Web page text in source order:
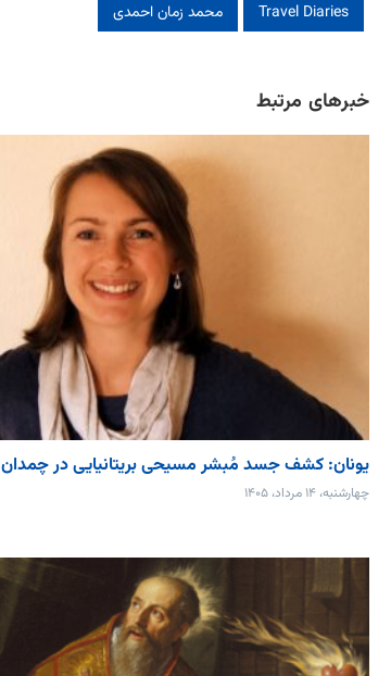
Travel Diaries محمد زمان احمدی
خبرهای مرتبط
یونان: کشف جسد مُبشر مسیحی بریتانیایی در چمدان
چهارشنبه، ۱۴ مرداد، ۱۴۰۵